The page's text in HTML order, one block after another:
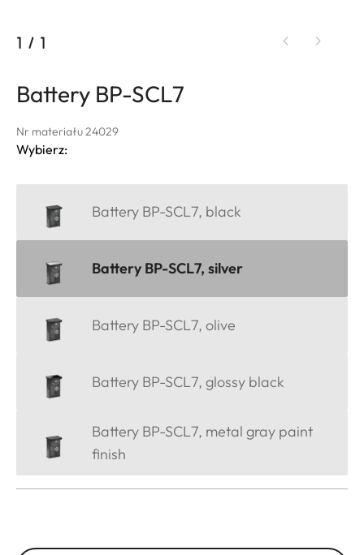
1 / 1
Battery BP-SCL7
Nr materiału 24029
Wybierz:
Battery BP-SCL7, black
Battery BP-SCL7, silver
Battery BP-SCL7, olive
Battery BP-SCL7, glossy black
Battery BP-SCL7, metal gray paint
finish